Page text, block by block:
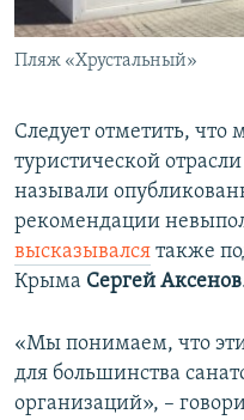
Пляж «Хрустальный»
Следует отметить, что
туристической
называли
рекомендации
высказывался также
Крыма Сергей Аксенов
«Мы понимаем, что
для большинства
организаций», –